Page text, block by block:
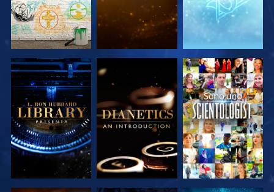
ESPLORA LE
SERIE
ESPLORA LE
SERIE
GUARDA